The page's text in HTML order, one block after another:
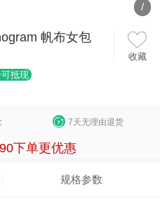
/
帆布女包
收藏
抵现
7天无理由退货
下单更优惠
规格参数